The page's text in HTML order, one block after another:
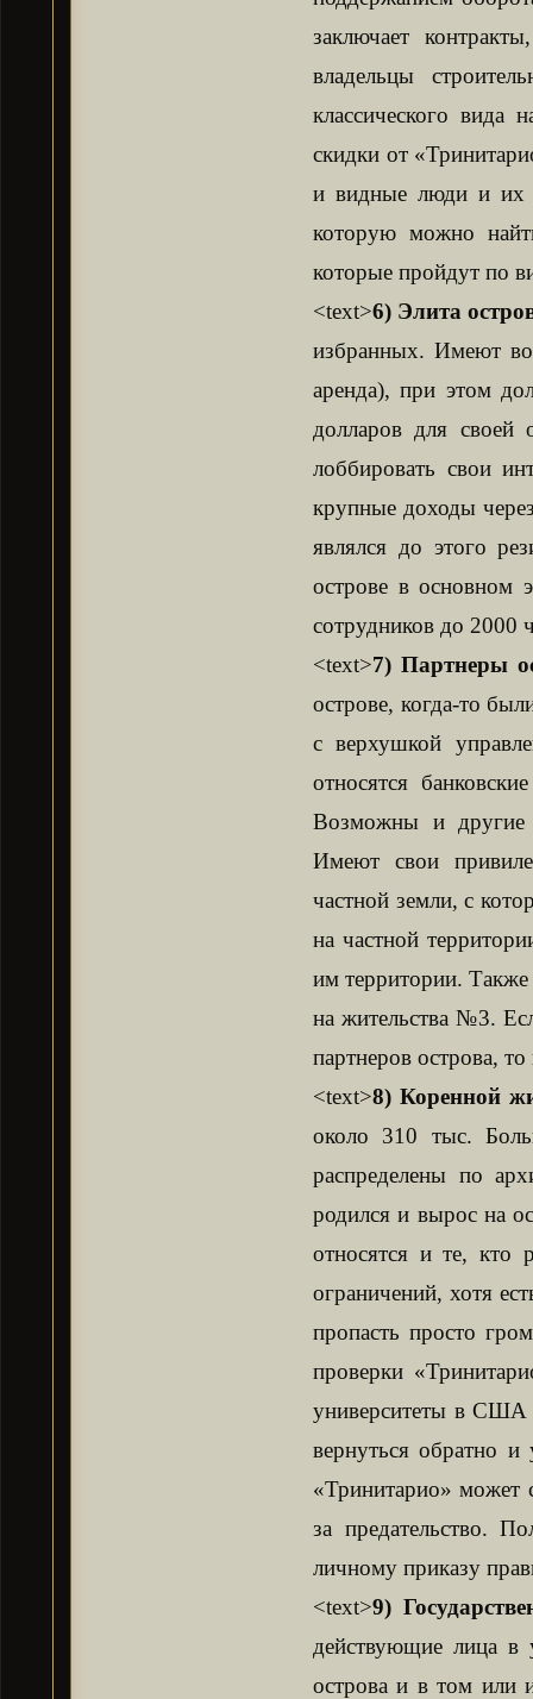
заключает
владельцы
классического вида
скидки от
и видные люди и их
которую можно
которые пройдут по
<text>6) Элита
избранных. Имеют
аренда), при этом
долларов для своей
лоббировать свои
крупные доходы
являлся до этого
острове в основном
сотрудников до 2000
<text>7) Партнеры
острове, когда-то
с верхушкой
относятся
Возможны и другие
Имеют свои
частной земли, с
на частной
им территории. Также
на жительства №3.
партнеров острова,
<text>8) Коренной
около 310 тыс.
распределены по
родился и вырос на
относятся и те, кто
ограничений, хотя
пропасть просто
проверки
университеты в США
вернуться обратно и
«Тринитарио» может
за предательство.
личному приказу
<text>9)
действующие лица в
острова и в том или